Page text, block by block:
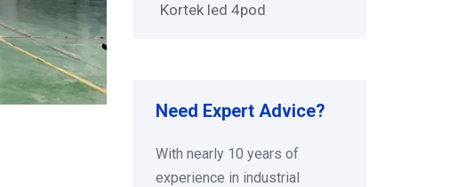
Kortek led 4pod
Need Expert Advice?
With nearly 10 years of
experience in industrial